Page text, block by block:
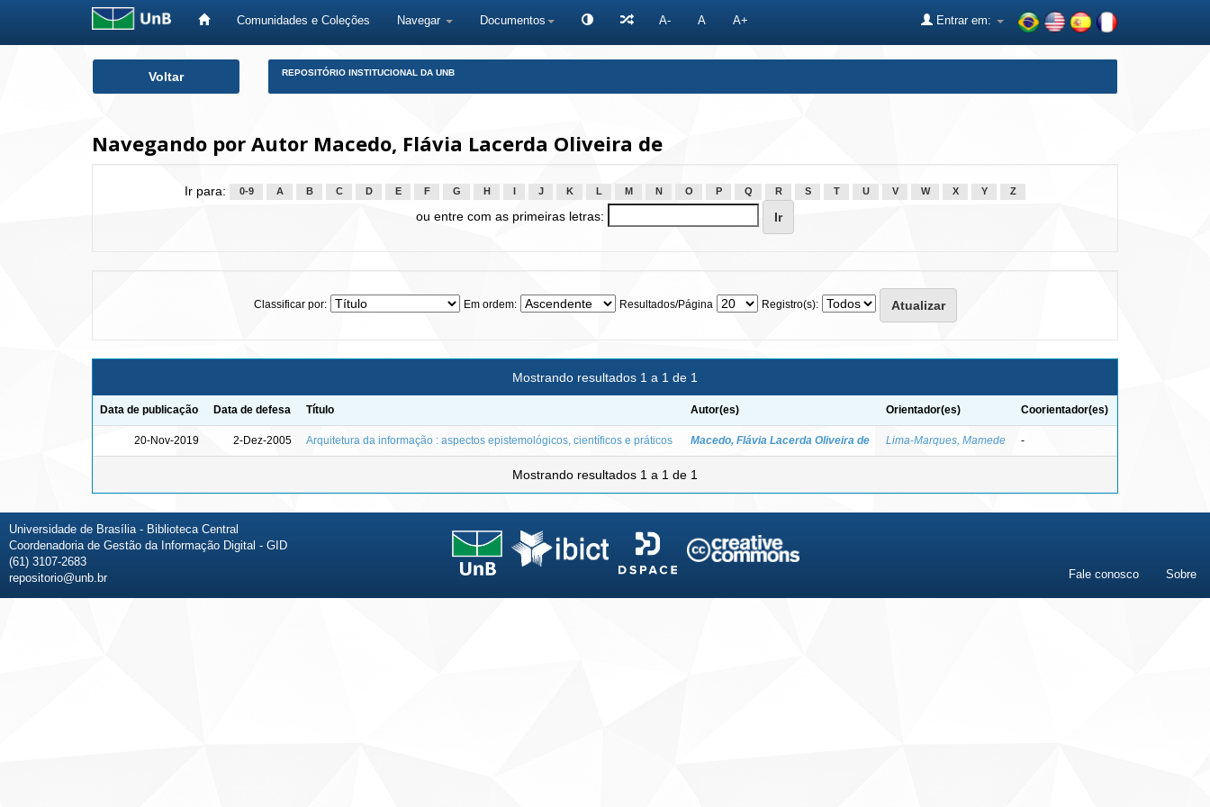
Comunidades e Coleções Navegar Documentos A- A A+ Entrar em:
Voltar REPOSITÓRIO INSTITUCIONAL DA UNB
Navegando por Autor Macedo, Flávia Lacerda Oliveira de
Ir para: 0-9 A B C D E F G H J K L M N O P Q R S T U V W X Y Z
ou entre com as primeiras letras:
Classificar por: Em ordem: Resultados/Página Registro(s):
Mostrando resultados 1 a 1 de 1
Data de publicação Data de defesa Título Autor(es) Orientador(es) Coorientador(es)
20-Nov-2019 2-Dez-2005 Arquitetura da informação : aspectos epistemológicos, científicos e práticos Macedo, Flávia Lacerda Oliveira de Lima-Marques, Mamede -
Mostrando resultados 1 a 1 de 1
Universidade de Brasília - Biblioteca Central
Coordenadoria de Gestão da Informação Digital - GID
(61) 3107-2683
repositorio@unb.br
Fale conosco Sobre